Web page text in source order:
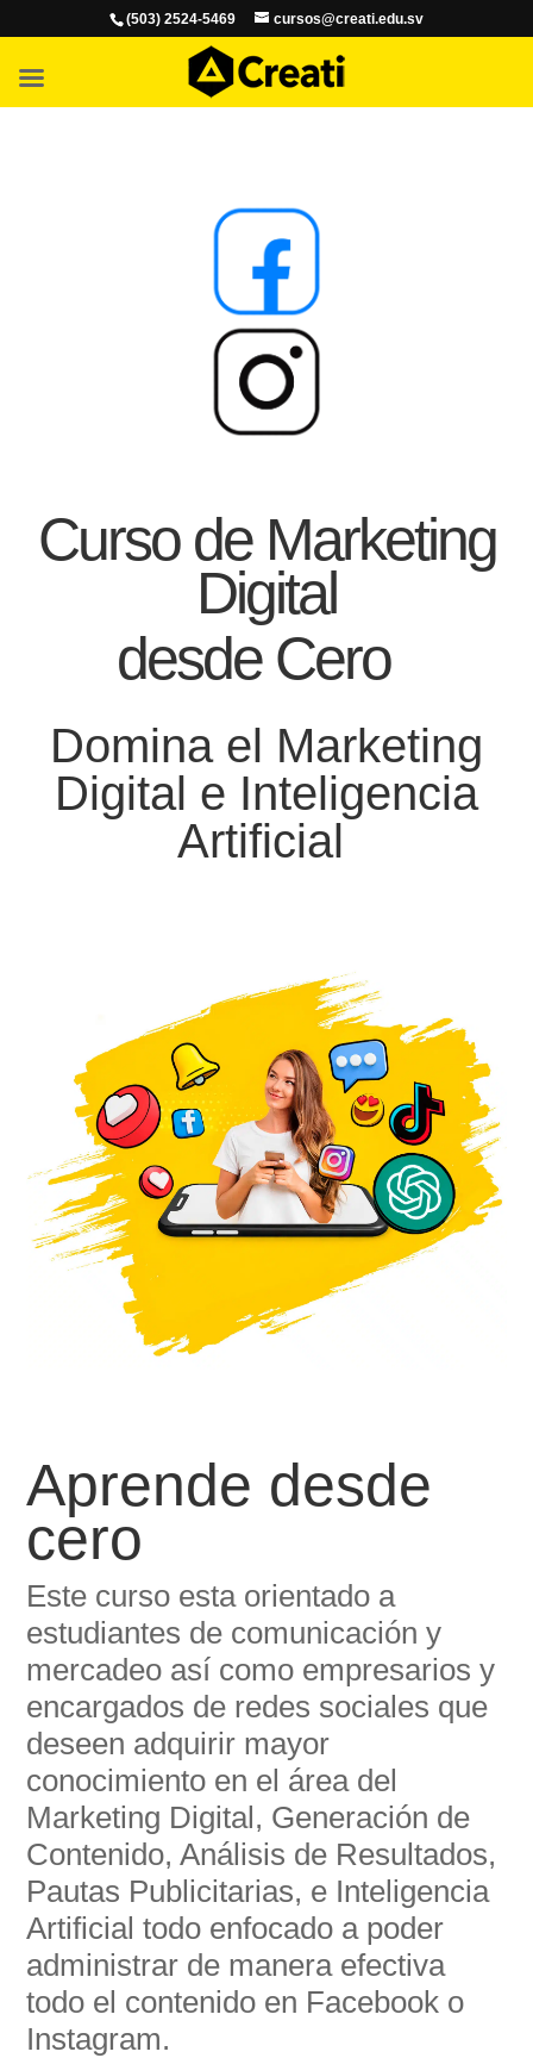
(503) 2524-5469 cursos@creati.edu.sv
Curso de Marketing
Digital
desde Cero
Domina el Marketing
Digital e Inteligencia
Artificial
Aprende desde
cero
Este curso esta orientado a
estudiantes de comunicación y
mercadeo así como empresarios y
encargados de redes sociales que
deseen adquirir mayor
conocimiento en el área del
Marketing Digital, Generación de
Contenido, Análisis de Resultados,
Pautas Publicitarias, e Inteligencia
Artificial todo enfocado a poder
administrar de manera efectiva
todo el contenido en Facebook o
Instagram.